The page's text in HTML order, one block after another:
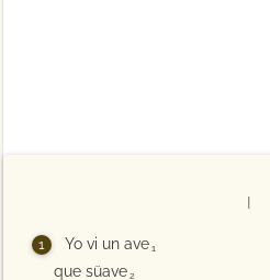
Yo vi un ave 1
que süave 2